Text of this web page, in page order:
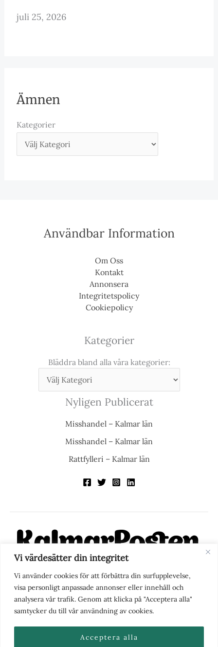
Vi värdesätter din integritet
Vi använder cookies för att förbättra din surfupplevelse,
visa personligt anpassade annonser eller innehåll och
analysera vår trafik. Genom att klicka på "Acceptera alla"
samtycker du till vår användning av cookies.
Acceptera alla
juli 25, 2026
Ämnen
Kategorier
Användbar Information
Om Oss
Kontakt
Annonsera
Integritetspolicy
Cookiepolicy
Kategorier
Bläddra bland alla våra kategorier:
Nyligen Publicerat
Misshandel – Kalmar län
Misshandel – Kalmar län
Rattfylleri – Kalmar län
KalmarPosten är en modern lokalnyhetstidning på nätet. Med
fokus på Kalmarregionen, men också med blick för det större
perspektivet, vill vi vara din självklara kanal för nyheter,
berättelser och engagemang. KalmarPosten grundades 1988 och
fick nya ägare 2025.